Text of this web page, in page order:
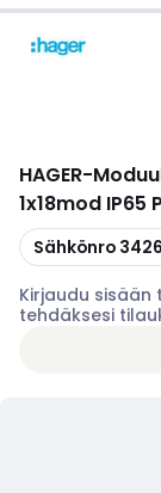
HAGER-
1x18mod IP65
Kopioi
Sähkönro
Kirjaudu
tehdäksesi